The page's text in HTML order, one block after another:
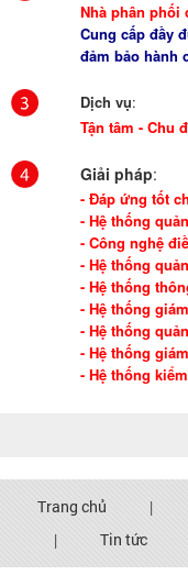
Nhà phân phối
Cung cấp đầy
đảm bảo hành
Dịch vụ:
Tận tâm - Chu
Giải pháp:
- Đáp ứng tốt
- Hệ thống
- Công nghệ
- Hệ thống
- Hệ thống
- Hệ thống
- Hệ thống
- Hệ thống
- Hệ thống
Trang chủ |
|
Tin tức